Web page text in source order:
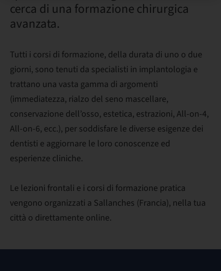
cerca di una formazione chirurgica
avanzata.
Tutti i corsi di formazione, della durata di uno o due
giorni, sono tenuti da specialisti in implantologia e
trattano una vasta gamma di argomenti
(immediatezza, rialzo del seno mascellare,
conservazione dell’osso, estetica, estrazioni, All-on-4,
All-on-6, ecc.), per soddisfare le diverse esigenze dei
dentisti e aggiornare le loro conoscenze ed
esperienze cliniche.
Le lezioni frontali e i corsi di formazione pratica
vengono organizzati a Sallanches (Francia), nella tua
città o direttamente online.